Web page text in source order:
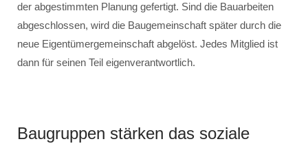
der abgestimmten Planung gefertigt. Sind die Bauarbeiten
abgeschlossen, wird die Baugemeinschaft später durch die
neue Eigentümergemeinschaft abgelöst. Jedes Mitglied ist
dann für seinen Teil eigenverantwortlich.
Baugruppen stärken das soziale